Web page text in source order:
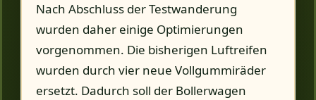
Nach Abschluss der Testwanderung
wurden daher einige Optimierungen
vorgenommen. Die bisherigen Luftreifen
wurden durch vier neue Vollgummiräder
ersetzt. Dadurch soll der Bollerwagen